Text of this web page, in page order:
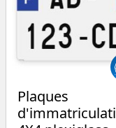
Plaques